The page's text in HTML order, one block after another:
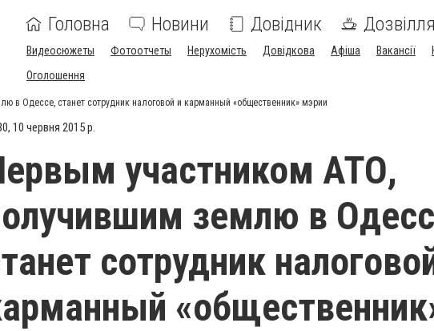
Головна Новини Довідник Дозвілля
Видеосюжеты Фотоотчеты Нерухомість Довідкова Афіша Вакансії
Оголошення
в Одессе, станет сотрудник налоговой и карманный «общественник» мэрии
10 червня 2015 р.
участником АТО,
землю в
сотрудник